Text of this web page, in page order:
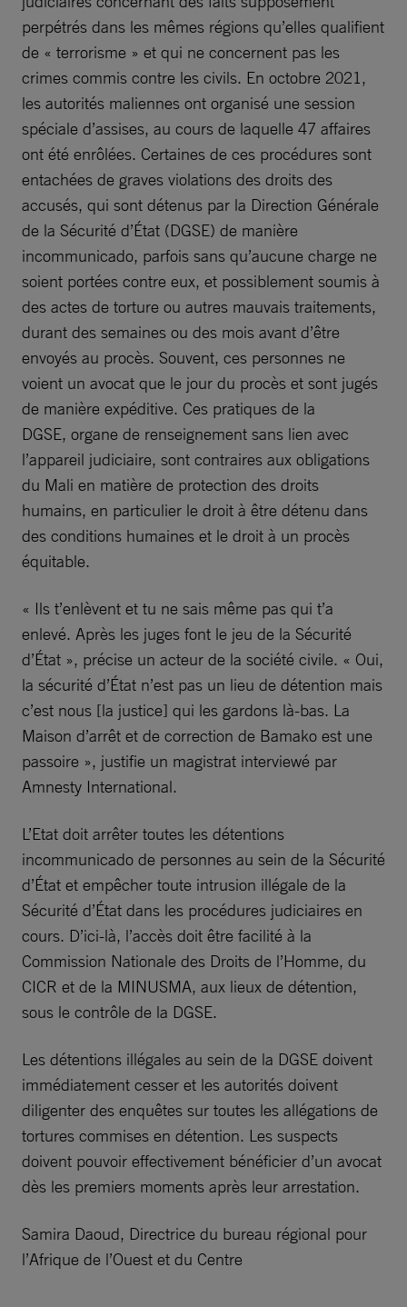
perpétrés dans les mêmes régions qu’elles qualifient
de « terrorisme » et qui ne concernent pas les
crimes commis contre les civils. En octobre 2021,
les autorités maliennes ont organisé une session
spéciale d’assises, au cours de laquelle 47 affaires
ont été enrôlées. Certaines de ces procédures sont
entachées de graves violations des droits des
accusés, qui sont détenus par la Direction Générale
de la Sécurité d’État (DGSE) de manière
incommunicado, parfois sans qu’aucune charge ne
soient portées contre eux, et possiblement soumis à
des actes de torture ou autres mauvais traitements,
durant des semaines ou des mois avant d’être
envoyés au procès. Souvent, ces personnes ne
voient un avocat que le jour du procès et sont jugés
de manière expéditive. Ces pratiques de la
DGSE, organe de renseignement sans lien avec
l’appareil judiciaire, sont contraires aux obligations
du Mali en matière de protection des droits
humains, en particulier le droit à être détenu dans
des conditions humaines et le droit à un procès
équitable.
« Ils t’enlèvent et tu ne sais même pas qui t’a
enlevé. Après les juges font le jeu de la Sécurité
d’État », précise un acteur de la société civile. « Oui,
la sécurité d’État n’est pas un lieu de détention mais
c’est nous [la justice] qui les gardons là-bas. La
Maison d’arrêt et de correction de Bamako est une
passoire », justifie un magistrat interviewé par
Amnesty International.
L’Etat doit arrêter toutes les détentions
incommunicado de personnes au sein de la Sécurité
d’État et empêcher toute intrusion illégale de la
Sécurité d’État dans les procédures judiciaires en
cours. D’ici-là, l’accès doit être facilité à la
Commission Nationale des Droits de l’Homme, du
CICR et de la MINUSMA, aux lieux de détention,
sous le contrôle de la DGSE.
Les détentions illégales au sein de la DGSE doivent
immédiatement cesser et les autorités doivent
diligenter des enquêtes sur toutes les allégations de
tortures commises en détention. Les suspects
doivent pouvoir effectivement bénéficier d’un avocat
dès les premiers moments après leur arrestation.
Samira Daoud, Directrice du bureau régional pour
l’Afrique de l’Ouest et du Centre